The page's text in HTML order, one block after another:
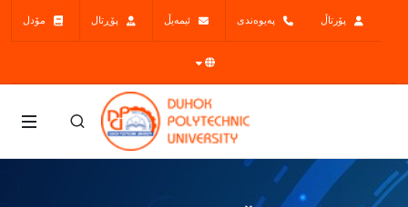
پۆرتاڵ پەیوەندی ئیمەیڵ پۆڕتال مۆدل